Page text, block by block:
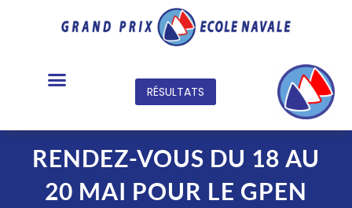
RÉSULTATS
RENDEZ-VOUS DU 18 AU
20 MAI POUR LE GPEN